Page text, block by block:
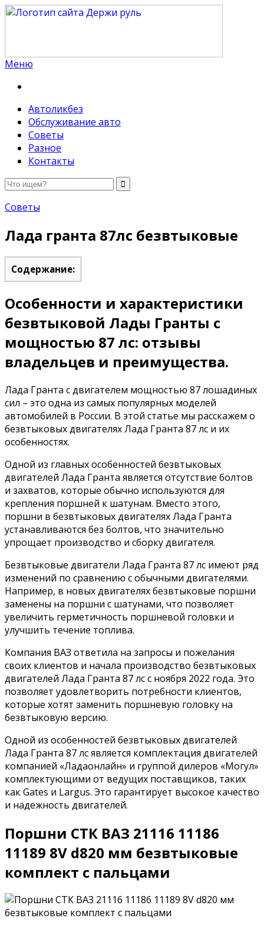
Меню
Автоликбез
Обслуживание авто
Советы
Разное
Контакты
Советы
Лада гранта 87лс безвтыковые
Содержание:
Особенности и характеристики
безвтыковой Лады Гранты с
мощностью 87 лс: отзывы
владельцев и преимущества.
Лада Гранта с двигателем мощностью 87 лошадиных
сил – это одна из самых популярных моделей
автомобилей в России. В этой статье мы расскажем о
безвтыковых двигателях Лада Гранта 87 лс и их
особенностях.
Одной из главных особенностей безвтыковых
двигателей Лада Гранта является отсутствие болтов
и захватов, которые обычно используются для
крепления поршней к шатунам. Вместо этого,
поршни в безвтыковых двигателях Лада Гранта
устанавливаются без болтов, что значительно
упрощает производство и сборку двигателя.
Безвтыковые двигатели Лада Гранта 87 лс имеют ряд
изменений по сравнению с обычными двигателями.
Например, в новых двигателях безвтыковые поршни
заменены на поршни с шатунами, что позволяет
увеличить герметичность поршневой головки и
улучшить течение топлива.
Компания ВАЗ ответила на запросы и пожелания
своих клиентов и начала производство безвтыковых
двигателей Лада Гранта 87 лс с ноября 2022 года. Это
позволяет удовлетворить потребности клиентов,
которые хотят заменить поршневую головку на
безвтыковую версию.
Одной из особенностей безвтыковых двигателей
Лада Гранта 87 лс является комплектация двигателей
компанией «Ладаонлайн» и группой дилеров «Могул»
комплектующими от ведущих поставщиков, таких
как Gates и Largus. Это гарантирует высокое качество
и надежность двигателей.
Поршни СТК ВАЗ 21116 11186
11189 8V d820 мм безвтыковые
комплект с пальцами